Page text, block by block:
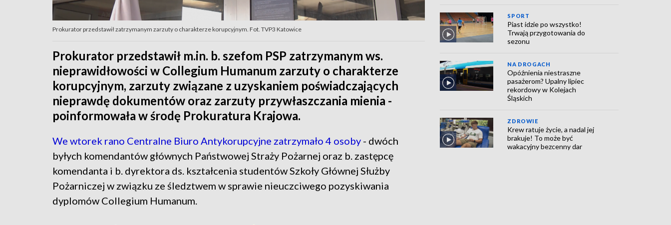
Prokurator przedstawił zatrzymanym zarzuty o charakterze korupcyjnym. Fot. TVP3 Katowice
Prokurator przedstawił m.in. b. szefom PSP zatrzymanym ws.
nieprawidłowości w Collegium Humanum zarzuty o charakterze
korupcyjnym, zarzuty związane z uzyskaniem poświadczających
nieprawdę dokumentów oraz zarzuty przywłaszczania mienia -
poinformowała w środę Prokuratura Krajowa.
We wtorek rano Centralne Biuro Antykorupcyjne zatrzymało 4 osoby - dwóch
byłych komendantów głównych Państwowej Straży Pożarnej oraz b. zastępcę
komendanta i b. dyrektora ds. kształcenia studentów Szkoły Głównej Służby
Pożarniczej w związku ze śledztwem w sprawie nieuczciwego pozyskiwania
dyplomów Collegium Humanum.
SPORT
Piast idzie po wszystko!
Trwają przygotowania do
sezonu
NA DROGACH
Opóźnienia niestraszne
pasażerom? Upalny lipiec
rekordowy w Kolejach
Śląskich
ZDROWIE
Krew ratuje życie, a nadal jej
brakuje! To może być
wakacyjny bezcenny dar